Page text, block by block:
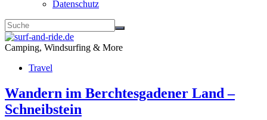
Datenschutz
Camping, Windsurfing & More
Travel
Wandern im Berchtesgadener Land –
Schneibstein